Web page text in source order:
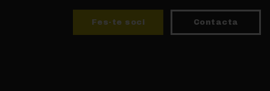
Fes-te soci Contacta